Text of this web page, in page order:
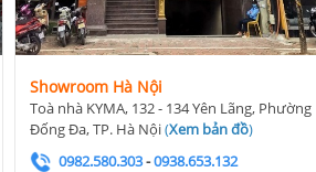
Showroom Hà Nội
Toà nhà KYMA, 132 - 134 Yên Lãng, Phường
Đống Đa, TP. Hà Nội(Xem bản đồ)
0982.580.303-0938.653.132